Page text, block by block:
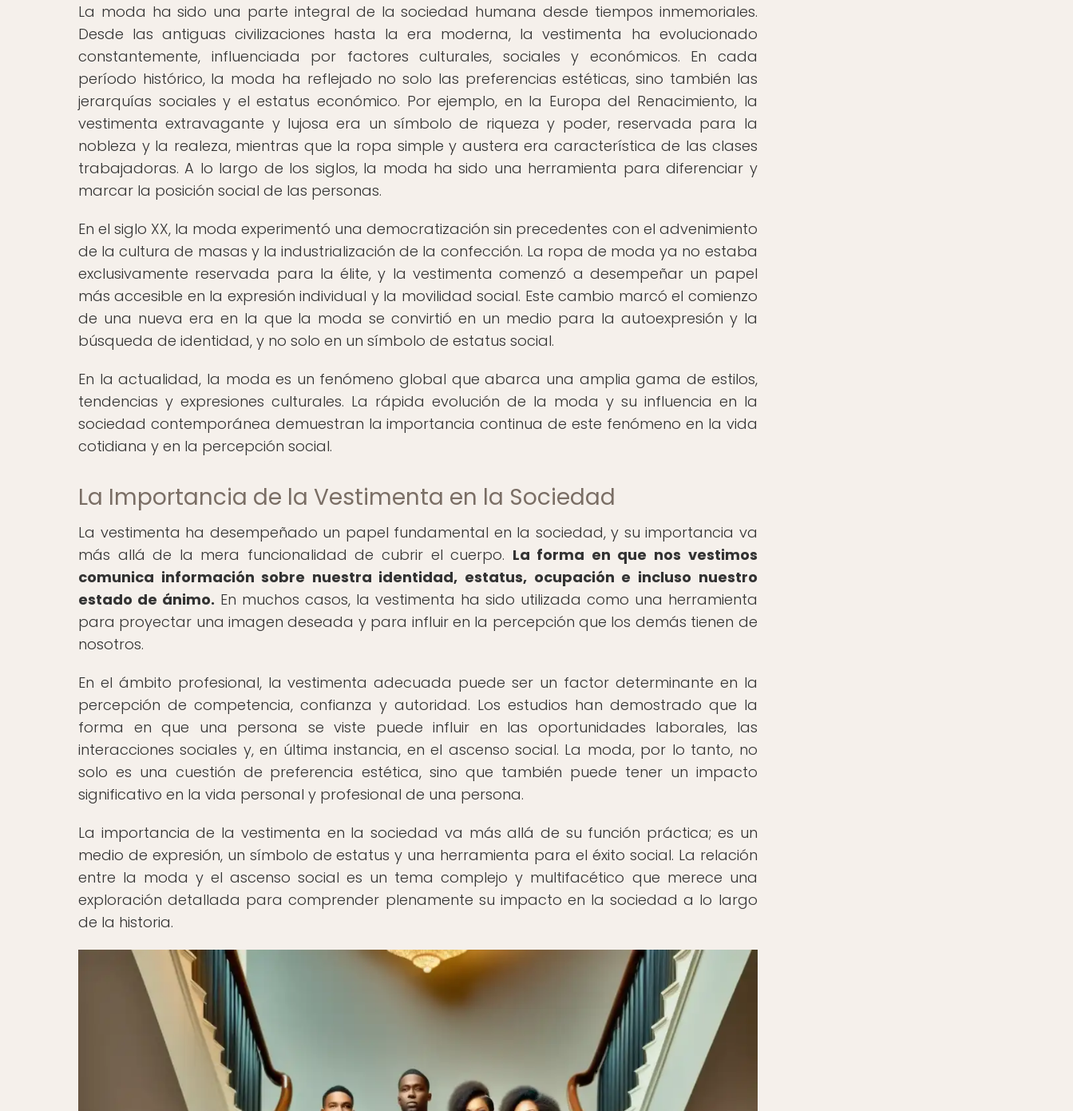
La moda ha sido una parte integral de la sociedad humana desde tiempos inmemoriales.
Desde las antiguas civilizaciones hasta la era moderna, la vestimenta ha evolucionado
constantemente, influenciada por factores culturales, sociales y económicos. En cada
período histórico, la moda ha reflejado no solo las preferencias estéticas, sino también las
jerarquías sociales y el estatus económico. Por ejemplo, en la Europa del Renacimiento, la
vestimenta extravagante y lujosa era un símbolo de riqueza y poder, reservada para la
nobleza y la realeza, mientras que la ropa simple y austera era característica de las clases
trabajadoras. A lo largo de los siglos, la moda ha sido una herramienta para diferenciar y
marcar la posición social de las personas.
En el siglo XX, la moda experimentó una democratización sin precedentes con el advenimiento
de la cultura de masas y la industrialización de la confección. La ropa de moda ya no estaba
exclusivamente reservada para la élite, y la vestimenta comenzó a desempeñar un papel
más accesible en la expresión individual y la movilidad social. Este cambio marcó el comienzo
de una nueva era en la que la moda se convirtió en un medio para la autoexpresión y la
búsqueda de identidad, y no solo en un símbolo de estatus social.
En la actualidad, la moda es un fenómeno global que abarca una amplia gama de estilos,
tendencias y expresiones culturales. La rápida evolución de la moda y su influencia en la
sociedad contemporánea demuestran la importancia continua de este fenómeno en la vida
cotidiana y en la percepción social.
La Importancia de la Vestimenta en la Sociedad
La vestimenta ha desempeñado un papel fundamental en la sociedad, y su importancia va
más allá de la mera funcionalidad de cubrir el cuerpo. La forma en que nos vestimos
comunica información sobre nuestra identidad, estatus, ocupación e incluso nuestro
estado de ánimo. En muchos casos, la vestimenta ha sido utilizada como una herramienta
para proyectar una imagen deseada y para influir en la percepción que los demás tienen de
nosotros.
En el ámbito profesional, la vestimenta adecuada puede ser un factor determinante en la
percepción de competencia, confianza y autoridad. Los estudios han demostrado que la
forma en que una persona se viste puede influir en las oportunidades laborales, las
interacciones sociales y, en última instancia, en el ascenso social. La moda, por lo tanto, no
solo es una cuestión de preferencia estética, sino que también puede tener un impacto
significativo en la vida personal y profesional de una persona.
La importancia de la vestimenta en la sociedad va más allá de su función práctica; es un
medio de expresión, un símbolo de estatus y una herramienta para el éxito social. La relación
entre la moda y el ascenso social es un tema complejo y multifacético que merece una
exploración detallada para comprender plenamente su impacto en la sociedad a lo largo
de la historia.